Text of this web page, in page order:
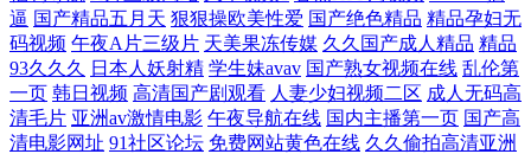
品国产乱码久 91国产福利在线视频 av无码福利 国产三级内射 色久悠悠亚
洲 91欧美性爱网 日本丝袜足交 精品国产一二 久久精品黄色 av网址大全
逼 国产精品五月天 狠狠操欧美性爱 国产绝色精品 精品孕妇无
码视频 午夜A片三级片 天美果冻传媒 久久国产成人精品 精品
93久久久
日本人妖射精 学生妹avav 国产熟女视频在线 乱伦第
一页 韩日视频 高清国产剧观看 人妻少妇视频二区 成人无码高
清毛片 亚洲av激情电影 午夜导航在线 国内主播第一页 国产高
清电影网址 91社区论坛 免费网站黄色在线 久久偷拍高清亚洲